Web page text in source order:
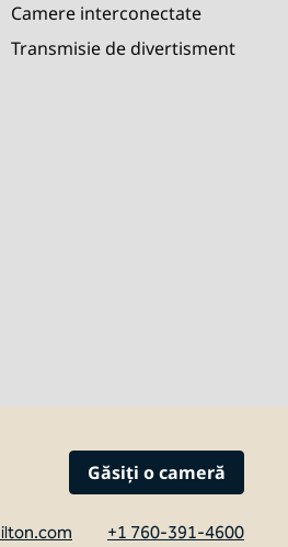
Camere interconectate
Transmisie de divertisment
Găsiți o cameră
+1 760-391-4600